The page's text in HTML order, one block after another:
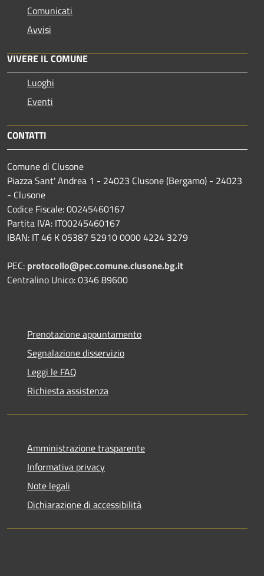
Comunicati
Avvisi
VIVERE IL COMUNE
Luoghi
Eventi
CONTATTI
Comune di Clusone
Piazza Sant' Andrea 1 - 24023 Clusone (Bergamo) - 24023
- Clusone
Codice Fiscale: 00245460167
Partita IVA: IT00245460167
IBAN: IT 46 K 05387 52910 0000 4224 3279
PEC: protocollo@pec.comune.clusone.bg.it
Centralino Unico: 0346 89600
Prenotazione appuntamento
Segnalazione disservizio
Leggi le FAQ
Richiesta assistenza
Amministrazione trasparente
Informativa privacy
Note legali
Dichiarazione di accessibilità